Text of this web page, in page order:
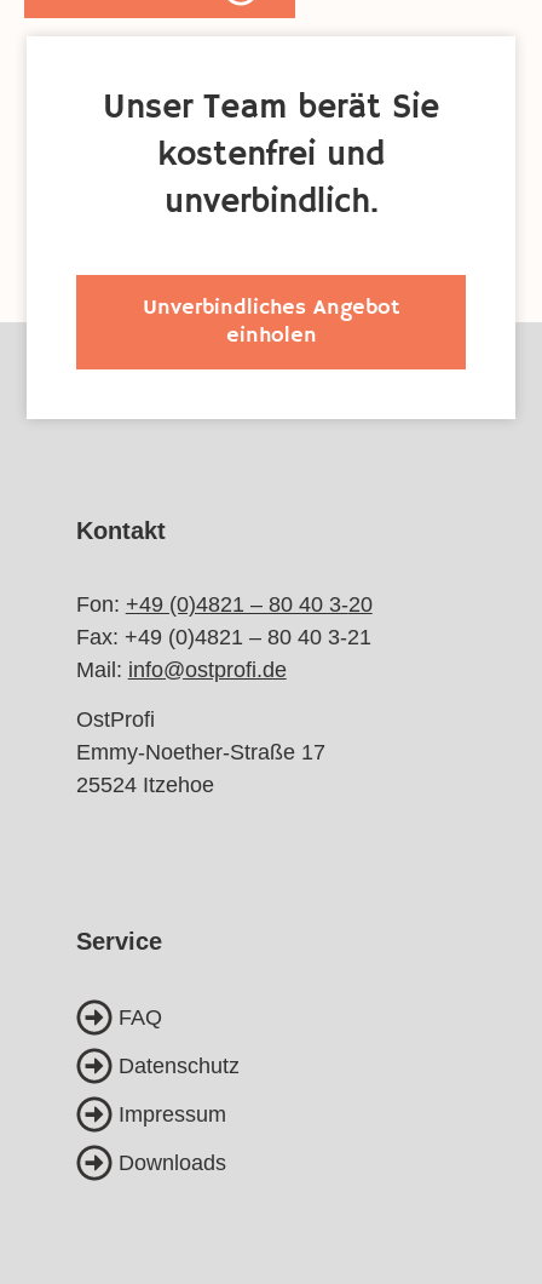
Unser Team berät Sie
kostenfrei und
unverbindlich.
Unverbindliches Angebot
einholen
Kontakt
Fon: +49 (0)4821 – 80 40 3-20
Fax: +49 (0)4821 – 80 40 3-21
Mail: info@ostprofi.de
OstProfi
Emmy-Noether-Straße 17
25524 Itzehoe
Service
FAQ
Datenschutz
Impressum
Downloads